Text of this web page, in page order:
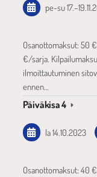
pe-su17.–
Osanottomaksut: 50
€/sarja.
ilmoittautuminen
ennen…
Päiväkisa 4
la 14.10.2023
Osanottomaksut: 40